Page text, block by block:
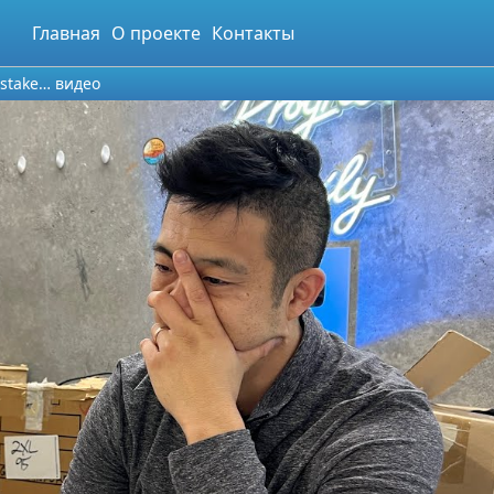
Главная О проекте Контакты
видео